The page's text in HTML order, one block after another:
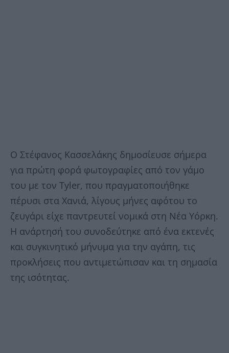
Ο Στέφανος Κασσελάκης δημοσίευσε σήμερα
για πρώτη φορά φωτογραφίες από τον γάμο
του με τον Tyler, που πραγματοποιήθηκε
πέρυσι στα Χανιά, λίγους μήνες αφότου το
ζευγάρι είχε παντρευτεί νομικά στη Νέα Υόρκη.
Η ανάρτησή του συνοδεύτηκε από ένα εκτενές
και συγκινητικό μήνυμα για την αγάπη, τις
προκλήσεις που αντιμετώπισαν και τη σημασία
της ισότητας.